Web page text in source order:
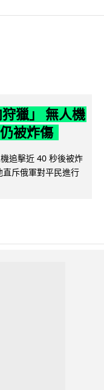
獵」 無人機
被炸傷
追擊近 40 秒後被炸
斥俄軍對平民進行